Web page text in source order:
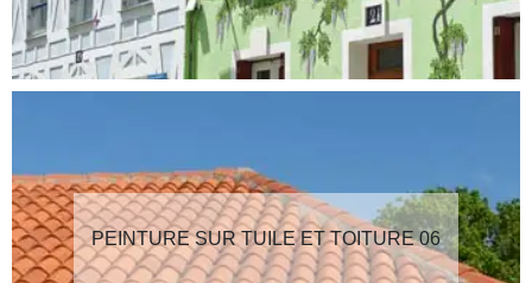
PEINTURE SUR TUILE ET TOITURE 06